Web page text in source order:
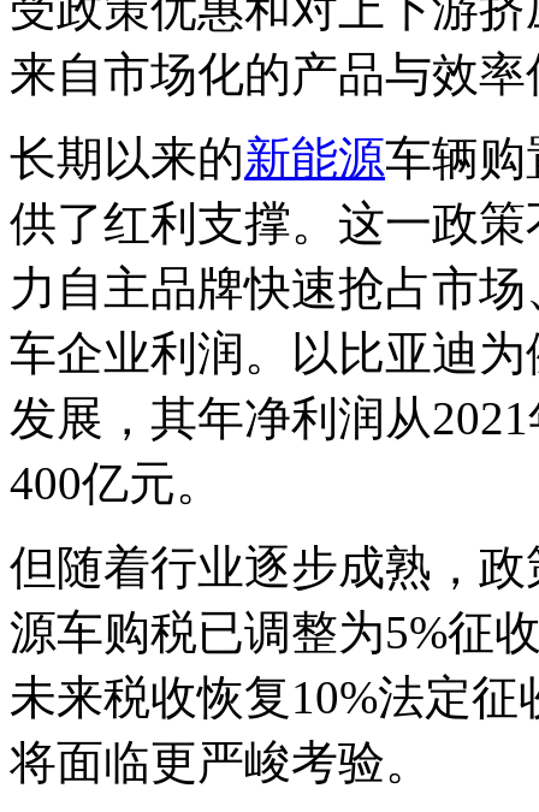
来自市场化的产品与效率
长期以来的新能源车辆购
供了红利支撑。这一政
力自主品牌快速抢占市
车企业利润。以比亚迪
发展，其年净利润从
400亿元。
但随着行业逐步成熟，
源车购税已调整为5%征
未来税收恢复10%法定
将面临更严峻考验。